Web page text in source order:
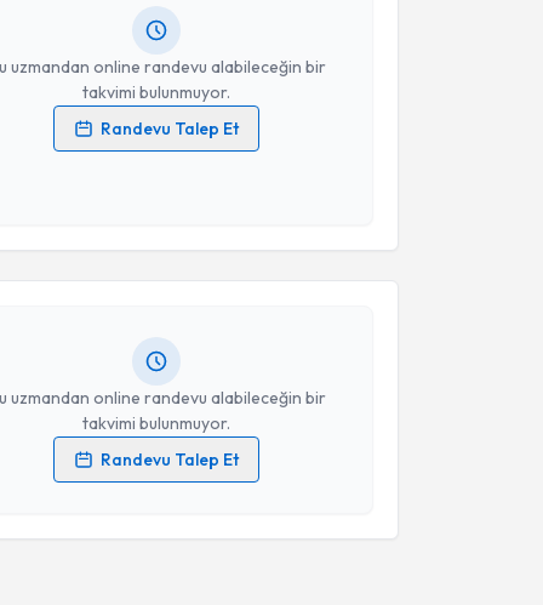
uzmandan online randevu alabileceğin bir
takvimi bulunmuyor.
Randevu Talep Et
verilerimin işlenmesine ilişkinAydınlatma Metni
Takvim Talebini Gönder
uzmandan online randevu alabileceğin bir
takvimi bulunmuyor.
Randevu Talep Et
verilerimin işlenmesine ilişkinAydınlatma Metni